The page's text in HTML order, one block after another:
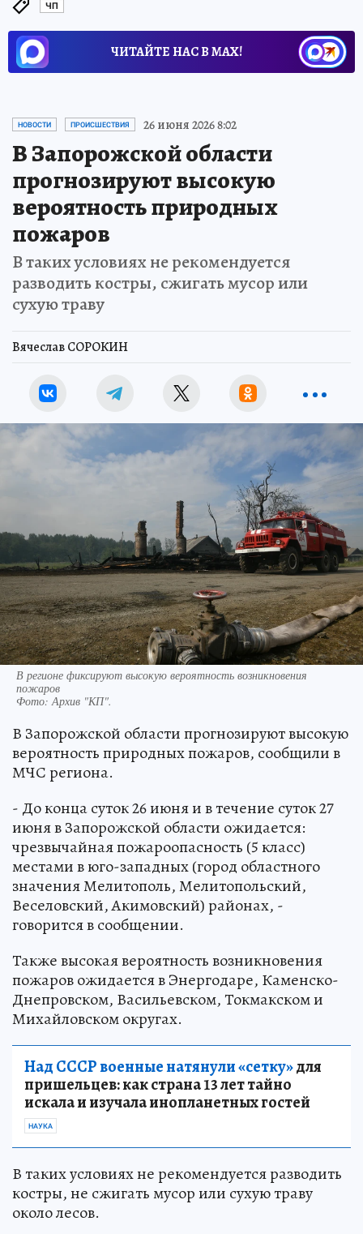
ЧП
ЧИТАЙТЕ НАС В МАХ!
НОВОСТИ ПРОИСШЕСТВИЯ 26 июня 2026 8:02
В Запорожской области
прогнозируют высокую
вероятность природных
пожаров
В таких условиях не рекомендуется
разводить костры, сжигать мусор или
сухую траву
Вячеслав СОРОКИН
В регионе фиксируют высокую вероятность возникновения
пожаров
Фото:Архив "КП".
В Запорожской области прогнозируют высокую
вероятность природных пожаров, сообщили в
МЧС региона.
- До конца суток 26 июня и в течение суток 27
июня в Запорожской области ожидается:
чрезвычайная пожароопасность (5 класс)
местами в юго-западных (город областного
значения Мелитополь, Мелитопольский,
Веселовский, Акимовский) районах, -
говорится в сообщении.
Также высокая вероятность возникновения
пожаров ожидается в Энергодаре, Каменско-
Днепровском, Васильевском, Токмакском и
Михайловском округах.
Над СССР военные натянули «сетку»для
пришельцев: как страна 13 лет тайно
искала и изучала инопланетных гостей
НАУКА
В таких условиях не рекомендуется разводить
костры, не сжигать мусор или сухую траву
около лесов.